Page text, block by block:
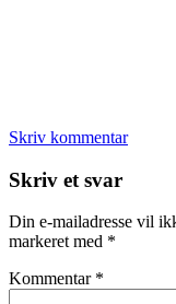
Skriv kommentar
Skriv et svar
Din e-mailadresse vil
markeret med *
Kommentar *